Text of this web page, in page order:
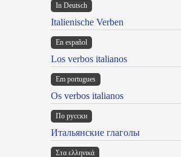
In Deutsch
Italienische Verben
En español
Los verbos italianos
Em portugues
Os verbos italianos
По русски
Итальянские глаголы
Στα ελληνικά